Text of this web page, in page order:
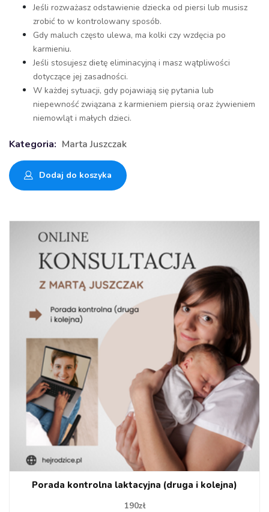
Jeśli rozważasz odstawienie dziecka od piersi lub musisz
zrobić to w kontrolowany sposób.
Gdy maluch często ulewa, ma kolki czy wzdęcia po
karmieniu.
Jeśli stosujesz dietę eliminacyjną i masz wątpliwości
dotyczące jej zasadności.
W każdej sytuacji, gdy pojawiają się pytania lub
niepewność związana z karmieniem piersią oraz żywieniem
niemowląt i małych dzieci.
Kategoria: Marta Juszczak
Dodaj do koszyka
Porada kontrolna laktacyjna (druga i kolejna)
190zł